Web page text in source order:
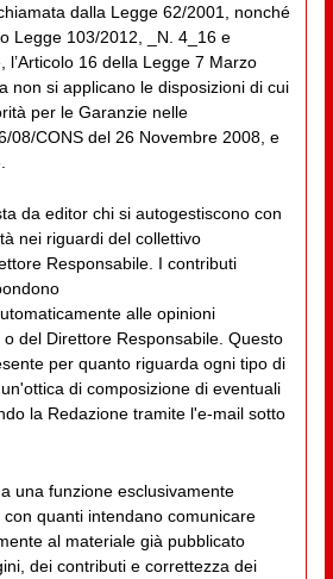
dalla Legge 62/2001, nonché
Legge 103/2012, _N. 4_16 e
l’Articolo 16 della Legge 7 Marzo
non si applicano le disposizioni di cui
per le Garanzie nelle
08/CONS del 26 Novembre 2008, e
da editor chi si autogestiscono con
nei riguardi del collettivo
Responsabile. I contributi
alle opinioni
del Direttore Responsabile. Questo
per quanto riguarda ogni tipo di
di composizione di eventuali
la Redazione tramite l'e-mail sotto
una funzione esclusivamente
quanti intendano comunicare
al materiale già pubblicato
dei contributi e correttezza dei